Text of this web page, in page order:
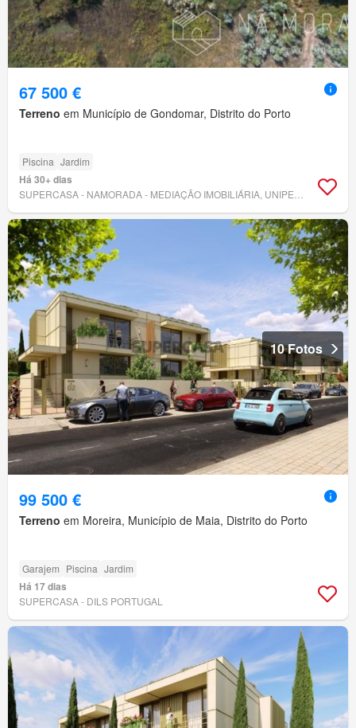
67 500 €
Terreno em Município de Gondomar, Distrito do Porto
Piscina Jardim
Há 30+ dias
10 Fotos
99 500 €
Terreno em Moreira, Município de Maia, Distrito do Porto
Garajem Piscina Jardim
Há 17 dias
SUPERCASA - DILS PORTUGAL